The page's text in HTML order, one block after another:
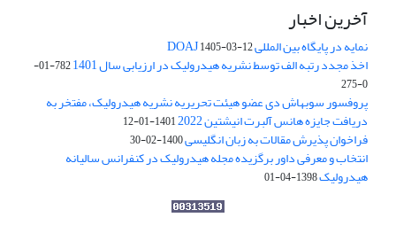
آخرین اخبار
نمایه در پایگاه بین المللی DOAJ1405-03-12
اخذ مجدد رتبه الف توسط نشریه هیدرولیک در ارزیابی سال 1401
782-01-
0-275
پروفسور سوبهاش دی عضو هیئت تحریریه نشریه هیدرولیک، مفتخر به
دریافت جایزه هانس آلبرت انیشتین 2022 1401-01-12
فراخوان پذیرش مقالات به زبان انگلیسی1400-02-30
انتخاب و معرفی داور برگزیده مجله هیدرولیک در کنفرانس سالیانه
هیدرولیک1398-04-01